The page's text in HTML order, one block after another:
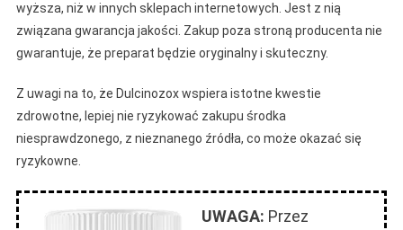
wyższa, niż w innych sklepach internetowych. Jest z nią
związana gwarancja jakości. Zakup poza stroną producenta nie
gwarantuje, że preparat będzie oryginalny i skuteczny.
Z uwagi na to, że Dulcinozox wspiera istotne kwestie
zdrowotne, lepiej nie ryzykować zakupu środka
niesprawdzonego, z nieznanego źródła, co może okazać się
ryzykowne.
UWAGA: Przez